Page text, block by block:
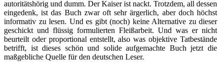
autoritätshörig und dumm. Der Kaiser ist nackt. Trotzdem, all dessen
eingedenk, ist das Buch zwar oft sehr ärgerlich, aber doch höchst
informativ zu lesen. Und es gibt (noch) keine Alternative zu dieser
geschickt und flüssig formulierten Fleißarbeit. Und was er nicht
beurteilt oder proportional entstellt, also was objektive Tatbestände
betrifft, ist dieses schön und solide aufgemachte Buch jetzt die
maßgebliche Quelle für den deutschen Leser.